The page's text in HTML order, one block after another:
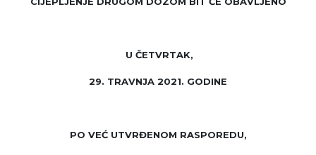
U ČETVRTAK,
29. TRAVNJA 2021. GODINE
PO VEĆ UTVRĐENOM RASPOREDU,